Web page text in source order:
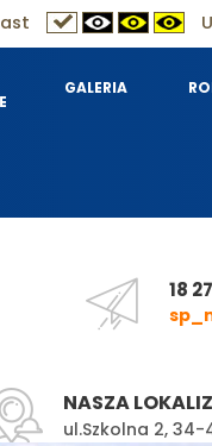
GALERIA
18
NASZA
ul.Szkolna 2,